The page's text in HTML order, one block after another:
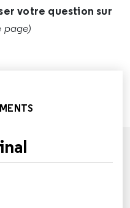
votre question sur
page)